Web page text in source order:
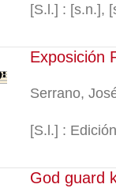
[S.l.] : [s.n.],
Exposición
Serrano,
[S.l.] :
God guard